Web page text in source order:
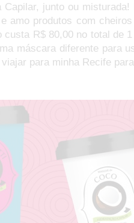
Capilar, junto ou
amo produtos com
custa R$ 80,00 no total de
máscara diferente para
para minha Recife